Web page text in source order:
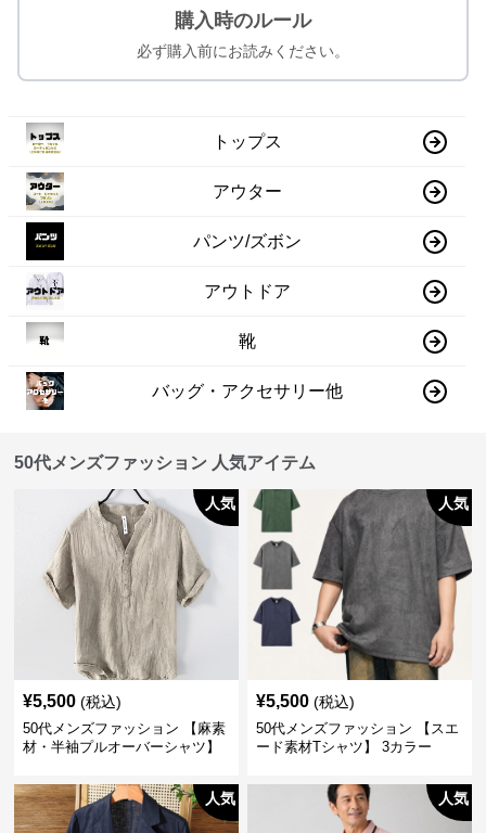
購入時のルール
必ず購入前にお読みください。
トップス
アウター
パンツ/ズボン
アウトドア
靴
バッグ・アクセサリー他
50代メンズファッション 人気アイテム
人気
¥5,500 (税込)
50代メンズファッション 【麻素
材・半袖プルオーバーシャツ】
人気
¥5,500 (税込)
50代メンズファッション 【スエ
ード素材Tシャツ】 3カラー
人気 人気